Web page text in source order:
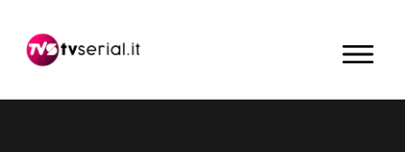
navigazione
contenuto
barra
primaria
MENU